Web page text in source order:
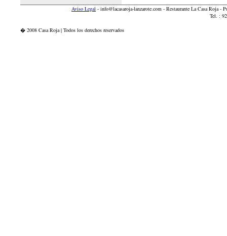
Aviso Legal - info@lacasaroja-lanzarote.com - Restaurante La Casa Roja -
Tel. :
� 2008 Casa Roja | Todos los derechos reservados